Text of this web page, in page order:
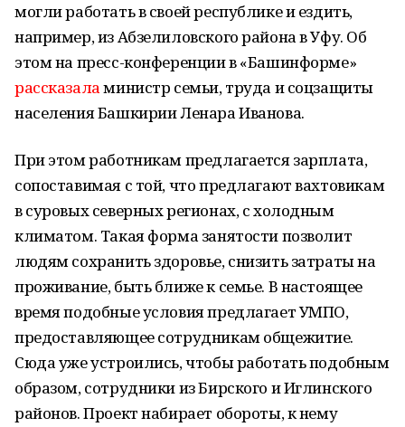
могли работать в своей республике и ездить,
например, из Абзелиловского района в Уфу. Об
этом на пресс-конференции в «Башинформе»
рассказаламинистр семьи, труда и соцзащиты
населения Башкирии Ленара Иванова.
При этом работникам предлагается зарплата,
сопоставимая с той, что предлагают вахтовикам
в суровых северных регионах, с холодным
климатом. Такая форма занятости позволит
людям сохранить здоровье, снизить затраты на
проживание, быть ближе к семье. В настоящее
время подобные условия предлагает УМПО,
предоставляющее сотрудникам общежитие.
Сюда уже устроились, чтобы работать подобным
образом, сотрудники из Бирского и Иглинского
районов. Проект набирает обороты, к нему